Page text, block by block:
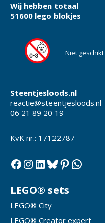
Wij hebben totaal
51600 lego blokjes
Niet
Steentjesloods.nl
reactie@steentjesloods.nl
06 21 89 20 19
KvK nr.: 17122787
Facebook InstagramLinkedIn Bluesky Pinterest WhatsApp
LEGO® sets
LEGO® City
LEGO® Creator expert